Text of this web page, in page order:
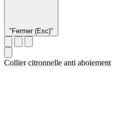
"Fermer (Esc)"
Collier citronnelle anti